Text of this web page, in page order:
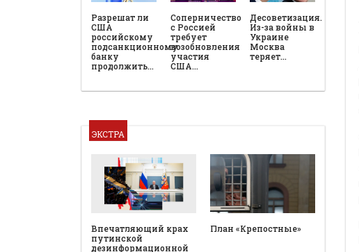
Разрешат ли
США
российскому
подсанкционному
банку
продолжить…
Соперничество
с Россией
требует
возобновления
участия
США…
Десоветизация.
Из-за войны в
Украине
Москва
теряет…
ЭКСТРА
Впечатляющий крах
путинской
дезинформационной
План «Крепостные»